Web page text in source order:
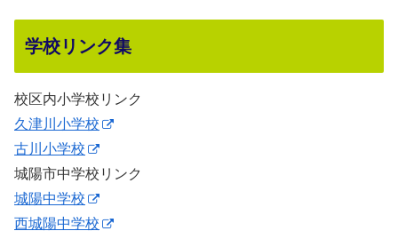
学校リンク集
校区内小学校リンク
久津川小学校
古川小学校
城陽市中学校リンク
城陽中学校
西城陽中学校